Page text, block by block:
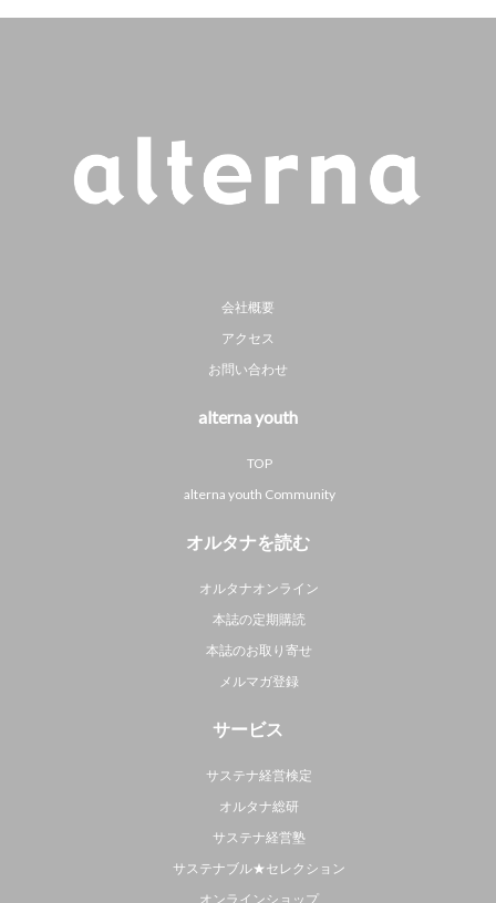
会社概要
アクセス
お問い合わせ
alterna youth
TOP
alterna youth Community
オルタナを読む
オルタナオンライン
本誌の定期購読
本誌のお取り寄せ
メルマガ登録
サービス
サステナ経営検定
オルタナ総研
サステナ経営塾
サステナブル★セレクション
オンラインショップ